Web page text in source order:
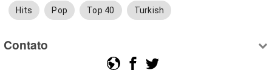
Hits Pop Top 40 Turkish
Contato